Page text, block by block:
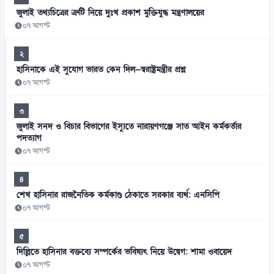
জুলাই তথ্যচিত্রের ত্রুটি নিয়ে দুঃখ প্রকাশ মুক্তিযুদ্ধ মন্ত্রণালয়ের
০৭ আগস্ট
২
হাসিনাকে এই সুযোগ ভারত কেন দিল—স্বরাষ্ট্রমন্ত্রীর প্রশ্ন
০৭ আগস্ট
৩
জুলাই সনদ ও বিচার বিভাগের ইস্যুতে নারায়ণগঞ্জে সাত আইন কর্মকর্তার
পদত্যাগ
০৭ আগস্ট
৪
শেখ হাসিনার রাজনৈতিক কর্মকাণ্ড ঠেকাতে সরকার ব্যর্থ: এনসিপি
০৭ আগস্ট
৫
দিল্লিতে হাসিনার বক্তব্যে সম্পর্কের ভবিষ্যৎ নিয়ে উদ্বেগ: শামা ওবায়েদ
০৭ আগস্ট